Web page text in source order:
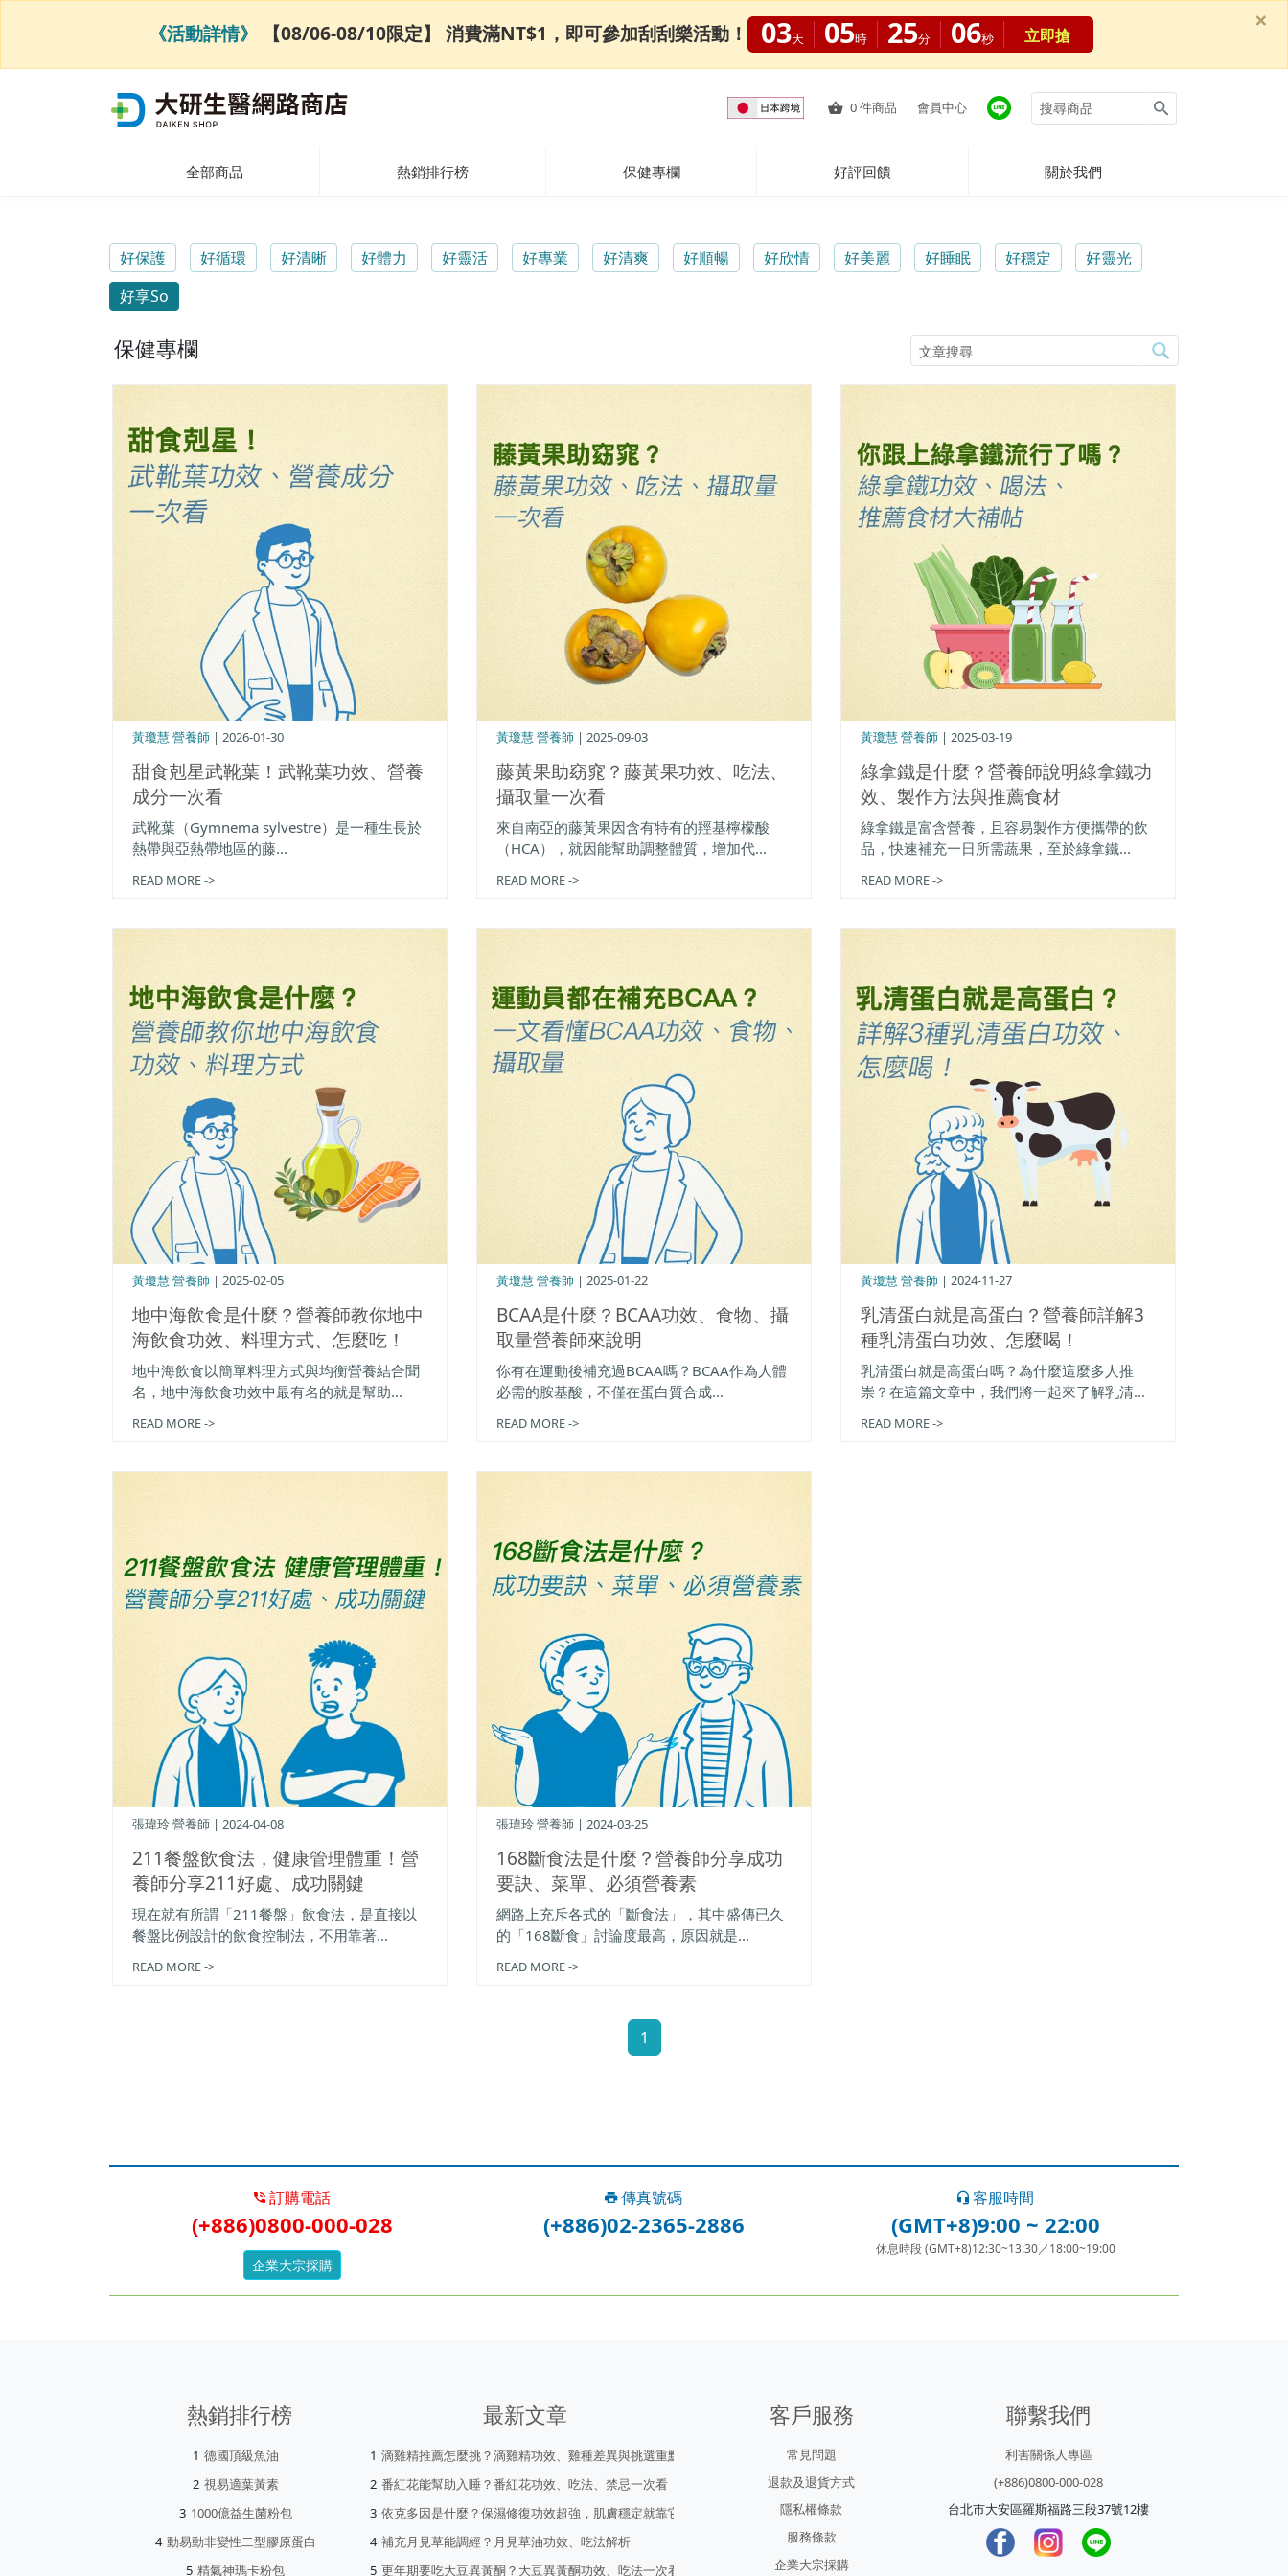
0件商品 會員中心
全部商品 熱銷排行榜 保健專欄 好評回饋 關於我們
好保護 好循環 好清晰 好體力 好靈活 好專業 好清爽 好順暢 好欣情 好美麗 好睡眠 好穩定
好靈光
好享So
保健專欄
甜食剋星武靴葉！武靴葉功效、營養
成分一次看
黃瓊慧 營養師 | 2026-01-30
武靴葉（Gymnema sylvestre）是一種生長於
熱帶與亞熱帶地區的藤...
READ MORE ->
藤黃果助窈窕？藤黃果功效、吃法、
攝取量一次看
黃瓊慧 營養師 | 2025-09-03
來自南亞的藤黃果因含有特有的羥基檸檬酸
（HCA），就因能幫助調整體質，增加代...
READ MORE ->
綠拿鐵是什麼？營養師說明綠拿鐵功
效、製作方法與推薦食材
黃瓊慧 營養師 | 2025-03-19
綠拿鐵是富含營養，且容易製作方便攜帶的飲
品，快速補充一日所需蔬果，至於綠拿鐵...
READ MORE ->
地中海飲食是什麼？營養師教你地中
海飲食功效、料理方式、怎麼吃！
黃瓊慧 營養師 | 2025-02-05
地中海飲食以簡單料理方式與均衡營養結合聞
名，地中海飲食功效中最有名的就是幫助...
READ MORE ->
BCAA是什麼？BCAA功效、食物、攝
取量營養師來說明
黃瓊慧 營養師 | 2025-01-22
你有在運動後補充過BCAA嗎？BCAA作為人體
必需的胺基酸，不僅在蛋白質合成...
READ MORE ->
乳清蛋白就是高蛋白？營養師詳解3
種乳清蛋白功效、怎麼喝！
黃瓊慧 營養師 | 2024-11-27
乳清蛋白就是高蛋白嗎？為什麼這麼多人推
崇？在這篇文章中，我們將一起來了解乳清...
READ MORE ->
211餐盤飲食法，健康管理體重！營
養師分享211好處、成功關鍵
張瑋玲 營養師 | 2024-04-08
現在就有所謂「211餐盤」飲食法，是直接以
餐盤比例設計的飲食控制法，不用靠著...
READ MORE ->
168斷食法是什麼？營養師分享成功
要訣、菜單、必須營養素
張瑋玲 營養師 | 2024-03-25
網路上充斥各式的「斷食法」，其中盛傳已久
的「168斷食」討論度最高，原因就是...
READ MORE ->
1
訂購電話
(+886)0800-000-028
企業大宗採購
傳真號碼
(+886)02-2365-2886
客服時間
(GMT+8)9:00 ~ 22:00
休息時段 (GMT+8)12:30~13:30／18:00~19:00
熱銷排行榜
德國頂級魚油
視易適葉黃素
1000億益生菌粉包
動易動非變性二型膠原蛋白
精氣神瑪卡粉包
最新文章
滴雞精推薦怎麼挑？滴雞精功效、雞種差異與挑選重點
番紅花能幫助入睡？番紅花功效、吃法、禁忌一次看
依克多因是什麼？保濕修復功效超強，肌膚穩定就靠它！
補充月見草能調經？月見草油功效、吃法解析
更年期要吃大豆異黃酮？大豆異黃酮功效、吃法一次看
客戶服務
常見問題
退款及退貨方式
隱私權條款
服務條款
企業大宗採購
聯繫我們
利害關係人專區
(+886)0800-000-028
台北市大安區羅斯福路三段37號12樓
《活動詳情》 【08/06-08/10限定】 消費滿NT$1，即可參加刮刮樂活動！ 03天 05時 25分 05秒 立即搶
×